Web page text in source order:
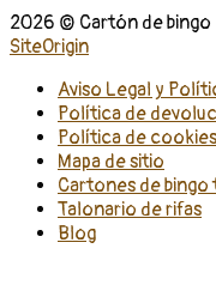
2026 © Cartón de
SiteOrigin
Aviso Legal y
Política de
Política de
Mapa de sitio
Cartones de
Talonario de rifas
Blog